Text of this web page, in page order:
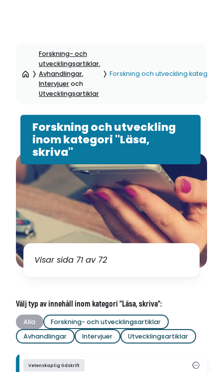
sidinnehåll
Forskning- och
utvecklingsartiklar,
Avhandlingar,
Intervjueroch
Utvecklingsartiklar
Forskning och utveckling kategori:
Forskning och utveckling
inom kategori "Läsa,
skriva"
Visar sida 71 av 72
Välj typ av innehåll inom kategori "Läsa, skriva":
Alla
Forskning- och utvecklingsartiklar
Avhandlingar
Intervjuer Utvecklingsartiklar
Vetenskaplig tidskrift